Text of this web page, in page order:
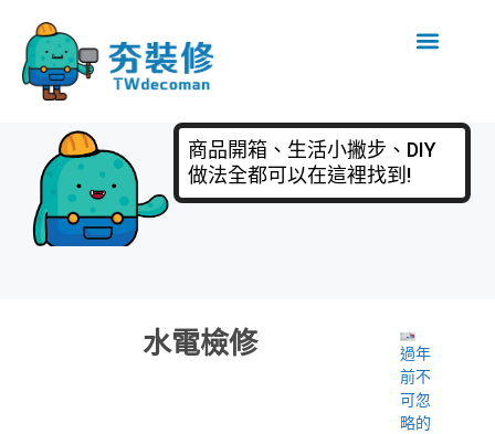
商品開箱、生活小撇步、DIY
做法全都可以在這裡找到!
水電檢修
過年
前不
可忽
略的